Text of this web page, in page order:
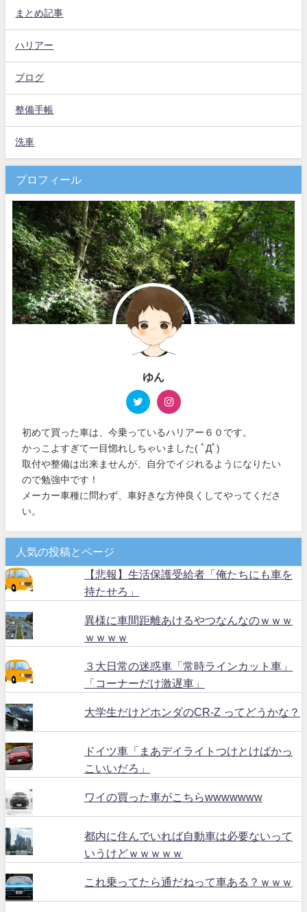
まとめ記事
ハリアー
ブログ
整備手帳
洗車
プロフィール
ゆん
初めて買った車は、今乗っているハリアー６０です。
かっこよすぎて一目惚れしちゃいました( ﾟДﾟ)
取付や整備は出来ませんが、自分でイジれるようになりたい
ので勉強中です！
メーカー車種に問わず、車好きな方仲良くしてやってくださ
い。
人気の投稿とページ
【悲報】生活保護受給者「俺たちにも車を
持たせろ」
異様に車間距離あけるやつなんなのｗｗｗ
ｗｗｗｗ
３大日常の迷惑車「常時ラインカット車」
「コーナーだけ激遅車」
大学生だけどホンダのCR-Z ってどうかな？
ドイツ車「まあデイライトつけとけばかっ
こいいだろ」
ワイの買った車がこちらwwwwwww
都内に住んでいれば自動車は必要ないって
いうけどｗｗｗｗｗ
これ乗ってたら通だねって車ある？ｗｗｗ